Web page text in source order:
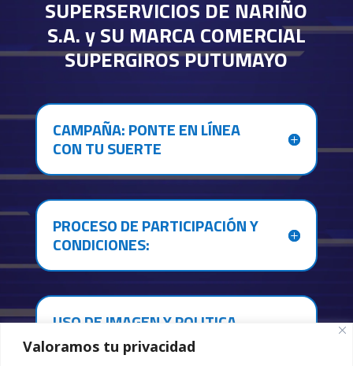
Valoramos tu privacidad
SUPERSERVICIOS DE NARIÑO
S.A. y SU MARCA COMERCIAL
SUPERGIROS PUTUMAYO
CAMPAÑA: PONTE EN LÍNEA
CON TU SUERTE
PROCESO DE PARTICIPACIÓN Y
CONDICIONES:
USO DE IMAGEN Y POLITICA
TRATAMIENTO DE DATOS